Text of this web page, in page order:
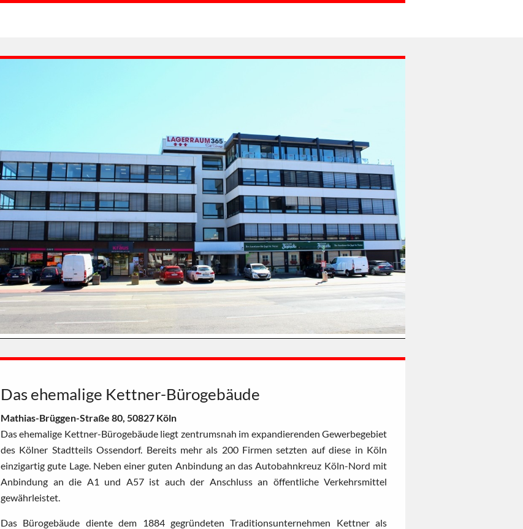
Das ehemalige Kettner-Bürogebäude
Mathias-Brüggen-Straße 80, 50827 Köln
Das ehemalige Kettner-Bürogebäude liegt zentrumsnah im expandierenden Gewerbegebiet
des Kölner Stadtteils Ossendorf. Bereits mehr als 200 Firmen setzten auf diese in Köln
einzigartig gute Lage. Neben einer guten Anbindung an das Autobahnkreuz Köln-Nord mit
Anbindung an die A1 und A57 ist auch der Anschluss an öffentliche Verkehrsmittel
gewährleistet.
Das Bürogebäude diente dem 1884 gegründeten Traditionsunternehmen Kettner als